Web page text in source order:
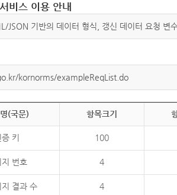
비스 이용 안내
JSON 기반의 데이터 형식, 갱신 데이터 요청 변
kornorms/exampleReqList.do
(국문) 항목크기
키 100
번호 4
결과 수 4